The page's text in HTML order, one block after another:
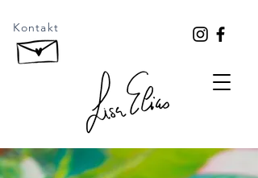
Kontakt